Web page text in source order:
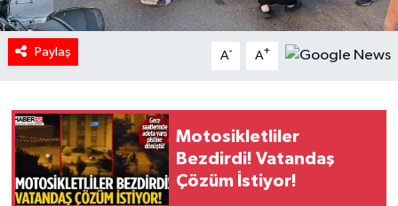
Paylaş A- A+
Motosikletliler
Bezdirdi! Vatandaş
Çözüm İstiyor!
KÜLTÜR SANAT
MAGAZİN
POLİTİKA
RESMİ İLANLAR